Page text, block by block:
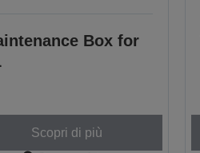
Box for
Scopri di più